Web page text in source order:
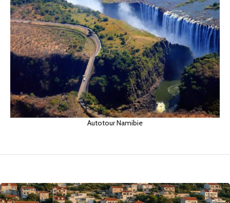
Autotour Namibie